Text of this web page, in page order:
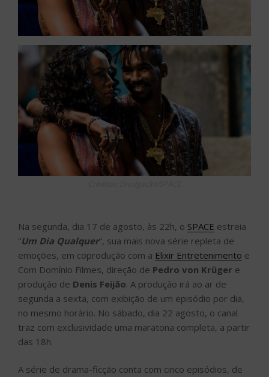
Na segunda, dia 17 de agosto, às 22h, o SPACE estreia
“Um Dia Qualquer“, sua mais nova série repleta de
emoções, em coprodução com a Elixir Entretenimento e
Com Domínio Filmes, direção de Pedro von Krüger e
produção de Denis Feijão. A produção irá ao ar de
segunda a sexta, com exibição de um episódio por dia,
no mesmo horário. No sábado, dia 22 agosto, o canal
traz com exclusividade uma maratona completa, a partir
das 18h.
A série de drama-ficção conta com cinco episódios, de